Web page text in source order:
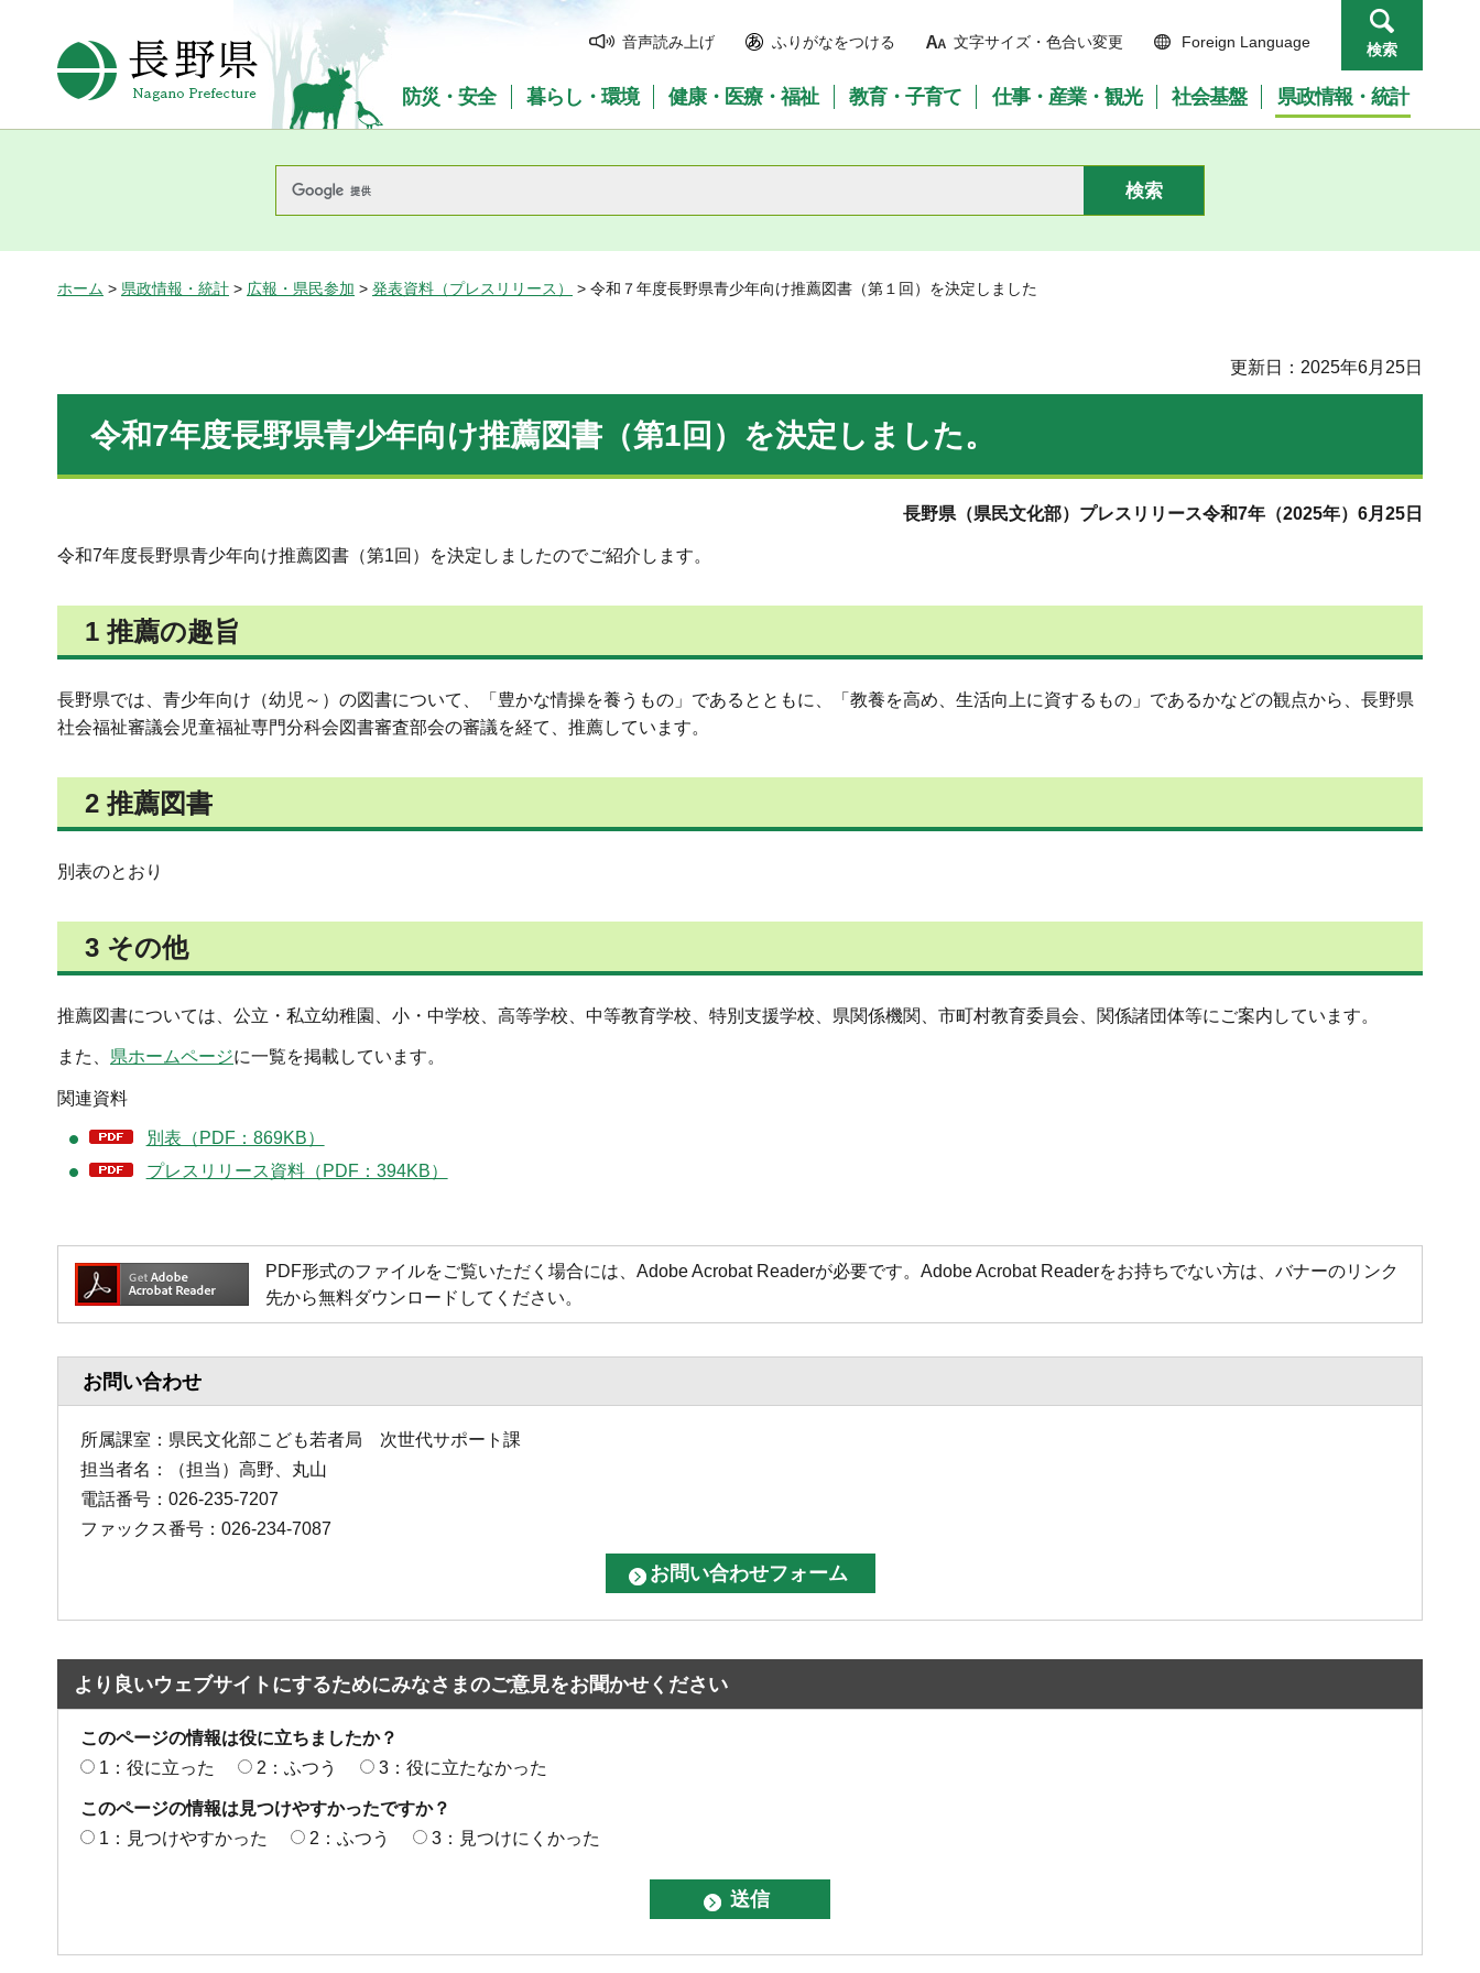
長野県Nagano Prefecture
音声読み上げ ふりがなをつける 文字サイズ・色合い変更 Foreign Language 検索
防災・安全 暮らし・環境 健康・医療・福祉 教育・子育て 仕事・産業・観光 社会基盤 県政情報・統計
ホーム > 県政情報・統計 > 広報・県民参加 > 発表資料（プレスリリース） > 令和７年度長野県青少年向け推薦図書（第１回）を決定しました
更新日：2025年6月25日
令和7年度長野県青少年向け推薦図書（第1回）を決定しました。
長野県（県民文化部）プレスリリース令和7年（2025年）6月25日
令和7年度長野県青少年向け推薦図書（第1回）を決定しましたのでご紹介します。
1 推薦の趣旨
長野県では、青少年向け（幼児～）の図書について、「豊かな情操を養うもの」であるとともに、「教養を高め、生活向上に資するもの」であるかなどの観点から、長野県
社会福祉審議会児童福祉専門分科会図書審査部会の審議を経て、推薦しています。
2 推薦図書
別表のとおり
3 その他
推薦図書については、公立・私立幼稚園、小・中学校、高等学校、中等教育学校、特別支援学校、県関係機関、市町村教育委員会、関係諸団体等にご案内しています。
また、 県ホームページに一覧を掲載しています。
関連資料
別表（PDF：869KB）
プレスリリース資料（PDF：394KB）
PDF形式のファイルをご覧いただく場合には、Adobe Acrobat Readerが必要です。Adobe Acrobat Readerをお持ちでない方は、バナーのリンク
先から無料ダウンロードしてください。
お問い合わせ
所属課室：県民文化部こども若者局 次世代サポート課
担当者名：（担当）高野、丸山
電話番号：026-235-7207
ファックス番号：026-234-7087
より良いウェブサイトにするためにみなさまのご意見をお聞かせください
このページの情報は役に立ちましたか？
1：役に立った
2：ふつう 3：役に立たなかった
このページの情報は見つけやすかったですか？
1：見つけやすかった
2：ふつう 3：見つけにくかった